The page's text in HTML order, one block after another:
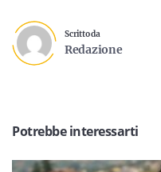
Scritto da
Redazione
Potrebbe interessarti